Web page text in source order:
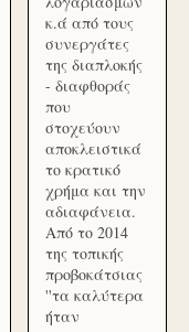
κ.ά από τους
συνεργάτες
της διαπλοκής
- διαφθοράς
που
στοχεύουν
αποκλειστικά
το κρατικό
χρήμα και την
αδιαφάνεια.
Από το 2014
της τοπικής
προβοκάτσιας
''τα καλύτερα
ήταν